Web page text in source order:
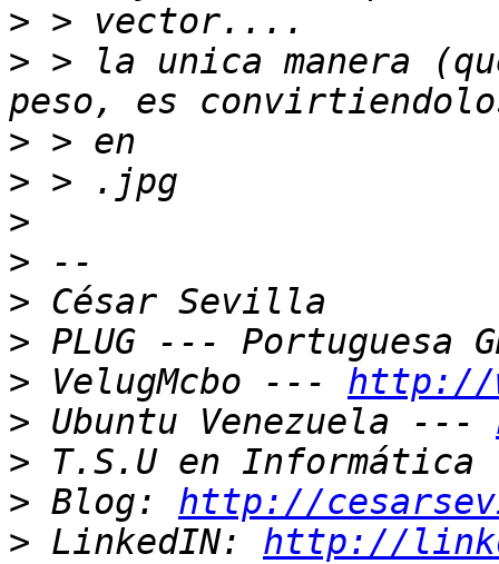
>
> > la unica manera
>
>
>
>
>
>
> VelugMcbo --- http://
> Ubuntu Venezuela ---
>
> Blog: http://
> LinkedIN: http://